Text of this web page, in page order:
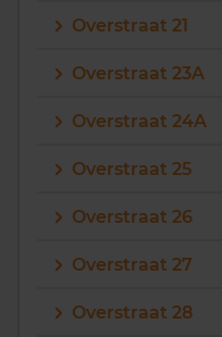
Overstraat 21
Overstraat 23A
Overstraat 24A
Overstraat 25
Overstraat 26
Overstraat 27
Overstraat 28